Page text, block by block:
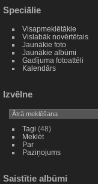
Speciālie
Visapmeklētākie
Vislabāk novērtētais
Jaunākie foto
Jaunākie albūmi
Gadījuma fotoattēli
Kalendārs
Izvēlne
Tagi (48)
Meklēt
Par
Paziņojums
Saistītie albūmi